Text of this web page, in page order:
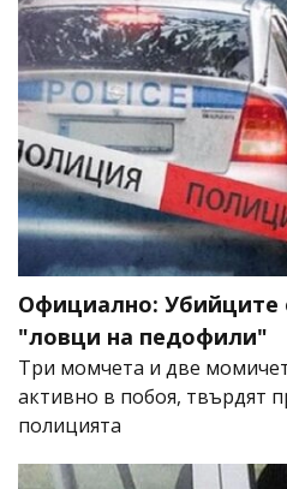
Официално: Убийците
"ловци на педофили"
Три момчета и две
активно в побоя, твърдят
полицията